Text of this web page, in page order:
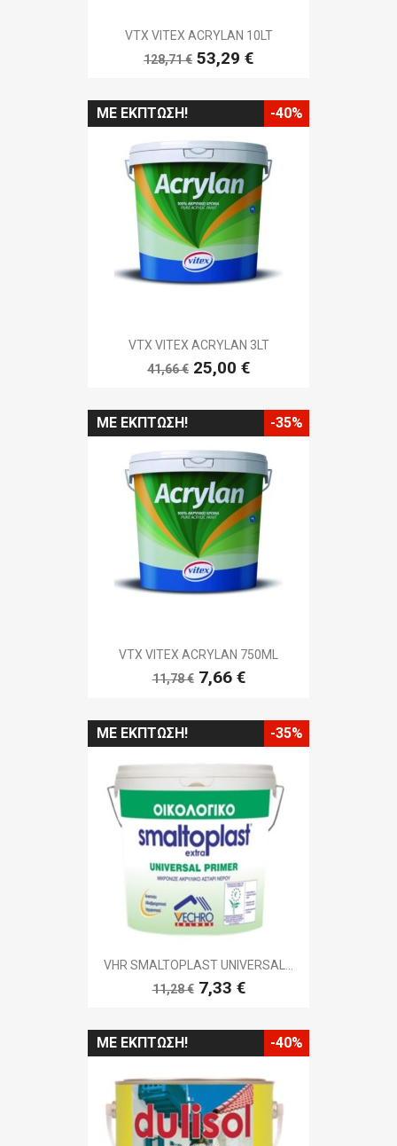
VTX VITEX ACRYLAN 10LT
128,71 € 53,29 €
VTX VITEX ACRYLAN 3LT
41,66 € 25,00 €
ΜΕ ΈΚΠΤΩΣΗ! -40%
VTX VITEX ACRYLAN 750ML
11,78 € 7,66 €
ΜΕ ΈΚΠΤΩΣΗ! -35%
VHR SMALTOPLAST UNIVERSAL...
11,28 € 7,33 €
ΜΕ ΈΚΠΤΩΣΗ! -35%
ΜΕ ΈΚΠΤΩΣΗ! -40%